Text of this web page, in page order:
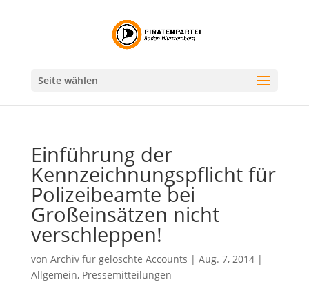
Seite wählen
Einführung der
Kennzeichnungspflicht für
Polizeibeamte bei
Großeinsätzen nicht
verschleppen!
von Archiv für gelöschte Accounts | Aug. 7, 2014|
Allgemein, Pressemitteilungen